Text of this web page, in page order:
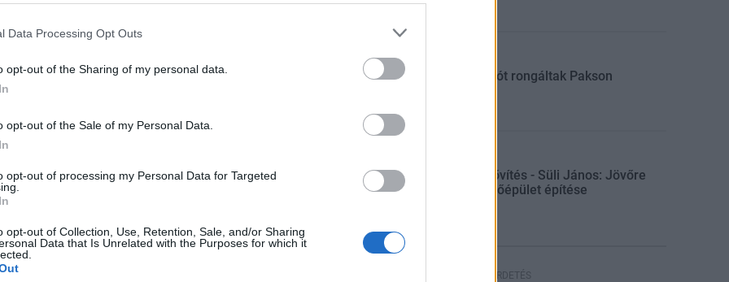
Data Processing Opt Outs
opt-out of the Sharing of my personal data.
opt-out of the Sale of my Personal Data.
opt-out of processing my Personal Data for Targeted
opt-out of Collection, Use, Retention, Sale, and/or Sharing
Data that Is Unrelated with the Purposes for which it
talán még
tartható az
Az atomerőmű egyetlen
Sorompót rongáltak Pakson
Paksi bővítés - Süli János: Jövőre
indul a főépület építése
HIRDETÉS